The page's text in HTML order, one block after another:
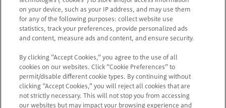
40. Ako se zakonski utvrdi da je neki deo ovih Uslova i
odredbi nevažeći, nezakonit ili neprimenljiv, to neće uticati
na ostale delove koji i dalje potpuno ostaju na snazi.
ovim Uslovima i odredbama.
42. Ako postoje neusklađenosti između ovih Uslova i
odredbi i stavki iz promotivnih materijala, važiće stavke iz
on your device, such as your IP address, and may use them
for any of the following purposes: collect website use
statistics, track your preferences, provide personalized ads
and content, measure ads and content, and ensure security.
By clicking “Accept Cookies,” you agree to the use of all
cookies on our websites. Click “Cookie Preferences” to
permit/disable different cookie types. By continuing without
clicking “Accept Cookies,” you will reject all cookies that are
not strictly necessary. This will not stop you from accessing
our websites but may impact your browsing experience and